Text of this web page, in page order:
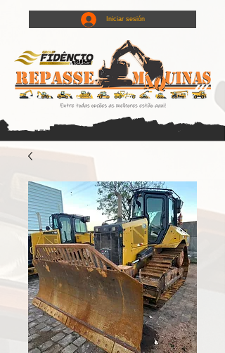
Iniciar sesión